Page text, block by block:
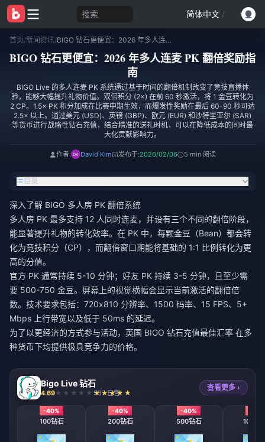
搜索 简体中文 /
首页/新闻资讯/ BIGO 钻石更便宜：2026 年多人连麦 PK 翻倍奖励指南
BIGO 钻石更便宜：2026 年多人连麦 PK 翻倍奖励指
南
BIGO Live 的多人连麦 PK 系统通过基于时间的翻倍机制改变了竞技直播体
验，能够大幅提升礼物价值。双倍积分 (2×) 在前 60 秒激活，将 1 金豆转化为
2 CP。1.5× PK 积分加成在比赛中期生效，而爆发性奖励在最后 60-90 秒可达
2.5× 以上。通过美元 (USD)、英镑 (GBP)、欧元 (EUR) 和沙特里亚尔 (SAR)
等货币进行战略性钻石充值，结合精准的送礼时机，可以在降低成本的同时最
大化贡献影响力。
作者: David Kim 发布于:2026/02/06 5 min 阅读
目录
深入了解 BIGO 多人房 PK 翻倍系统
多人房 PK 最多支持 12 人同时连麦，并设有三个不同的翻倍阶段，
能显著提升礼物的转化效率。在 PK 中，每颗金豆（Bean）都会转
化为竞技积分（CP），而翻倍窗口期能将基础的 1:1 比例转化为更
高的分值。
官方 PK 通常持续 5-10 分钟；好友 PK 持续 3-5 分钟，且至少需
要 500-750 金豆。屏幕上的视觉横幅会显示当前激活的翻倍倍
数。技术要求包括：720x810 分辨率、1500 码率、15 FPS、5+
Mbps 上行带宽以及低于 50ms 的延迟。
为了以更经济的方式参与活动， 英国 BIGO 钻石充值最佳汇率 在多
种货币下均提供极具竞争力的价格。
Bigo Live 钻石
4.69 537 已售
查看更多 ›
-40%
100钻石
-40%
200钻石
-40%
500钻石 1000